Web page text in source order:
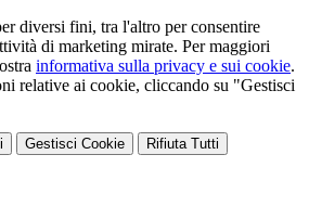
diversi fini, tra l'altro per consentire
di marketing mirate. Per maggiori
informativa sulla privacy e sui cookie.
relative ai cookie, cliccando su "Gestisci
Gestisci Cookie Rifiuta Tutti